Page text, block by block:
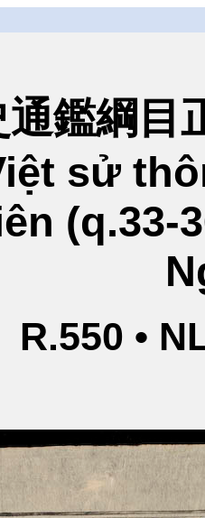
鑑綱目
sử
(q.33-
R.550 •